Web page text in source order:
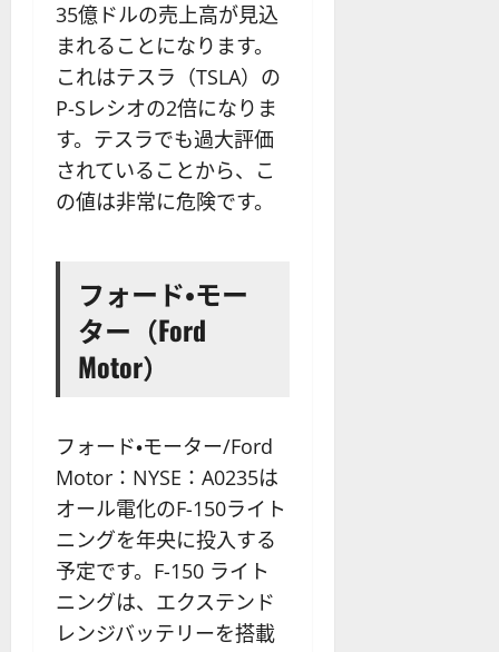
35億ドルの売上高が見込
まれることになります。
これはテスラ（TSLA）の
P-Sレシオの2倍になりま
す。テスラでも過大評価
されていることから、こ
の値は非常に危険です。
フォード・モー
ター（Ford
Motor）
フォード・モーター/Ford
Motor：NYSE：A0235は
オール電化のF-150ライト
ニングを年央に投入する
予定です。F-150 ライト
ニングは、エクステンド
レンジバッテリーを搭載